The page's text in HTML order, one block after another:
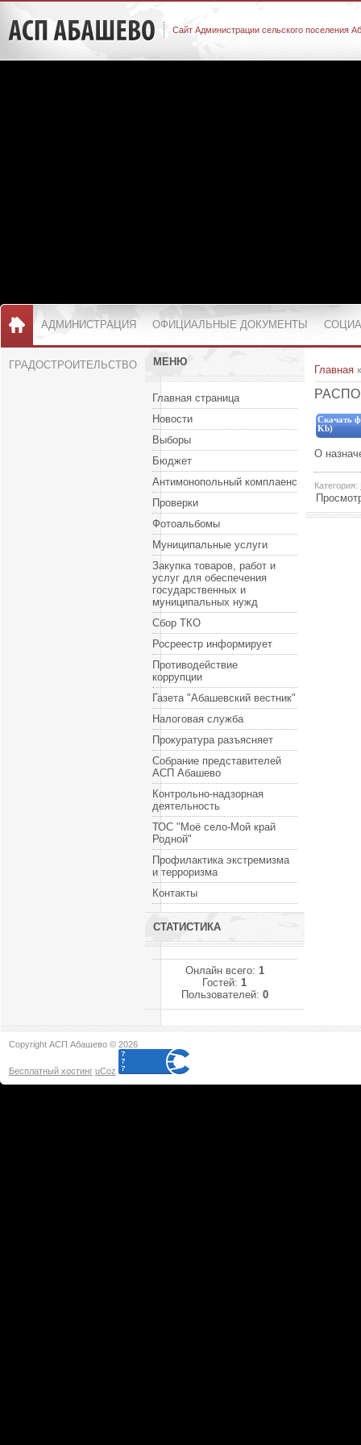
Сайт Администрации сельского поселения
АДМИНИСТРАЦИЯ ОФИЦИАЛЬНЫЕ ДОКУМЕНТЫ
ГРАДОСТРОИТЕЛЬСТВО МЕНЮ
Главная страница
Новости
Выборы
Бюджет
Антимонопольный комплаенс
Проверки
Фотоальбомы
Муниципальные услуги
Закупка товаров, работ и
услуг для обеспечения
государственных и
муниципальных нужд
Сбор ТКО
Росреестр информирует
Противодействие
коррупции
Газета "Абашевский вестник"
Налоговая служба
Прокуратура разъясняет
Собрание представителей
АСП Абашево
Контрольно-надзорная
деятельность
ТОС "Моё село-Мой край
Родной"
Профилактика экстремизма
и терроризма
Контакты
СТАТИСТИКА
Онлайн всего: 1
Гостей:1
Пользователей: 0
Главная
Скачать
Kb)
О
Категория:
Copyright АСП Абашево © 2026
Бесплатный хостинг uCoz